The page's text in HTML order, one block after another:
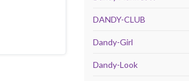
DANDY-CLUB
Dandy-Girl
Dandy-Look